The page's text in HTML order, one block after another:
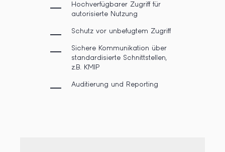
Hochverfügbarer Zugriff für
autorisierte Nutzung
Schutz vor unbefugtem Zugriff
Sichere Kommunikation über
standardisierte Schnittstellen,
z.B. KMIP
Auditierung und Reporting